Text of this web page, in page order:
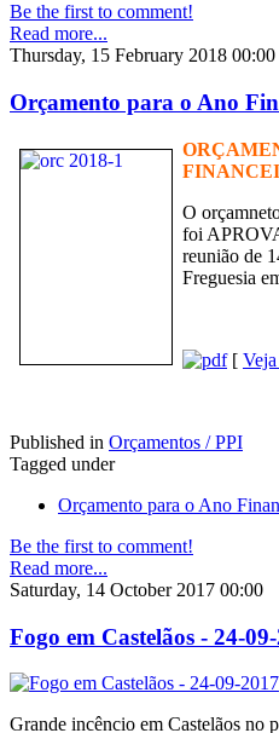
Be the first to comment!
Read more...
Thursday, 15 February 2018 00:00
Orçamento para o Ano
O
foi
reunião de
Freguesia
[
Published in Orçamentos / PPI
Tagged under
Orçamento para o Ano
Be the first to comment!
Read more...
Saturday, 14 October 2017 00:00
Fogo em Castelãos - 24-
Grande incêncio em Castelãos no